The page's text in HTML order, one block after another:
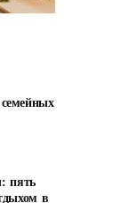
пять
в